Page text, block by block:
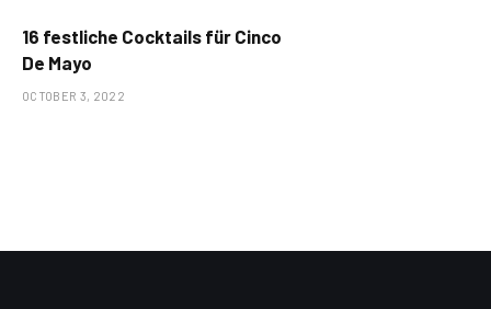
16 festliche Cocktails für Cinco
De Mayo
OCTOBER 3, 2022